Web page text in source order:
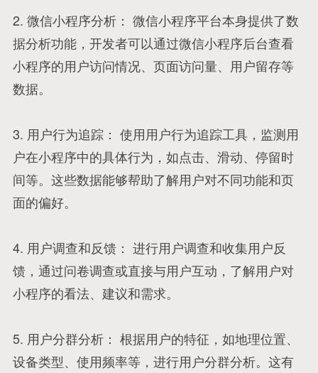
2. 微信小程序分析： 微信小程序平台本身提供了数
据分析功能，开发者可以通过微信小程序后台查看
小程序的用户访问情况、页面访问量、用户留存等
数据。
3. 用户行为追踪： 使用用户行为追踪工具，监测用
户在小程序中的具体行为，如点击、滑动、停留时
间等。这些数据能够帮助了解用户对不同功能和页
面的偏好。
4. 用户调查和反馈： 进行用户调查和收集用户反
馈，通过问卷调查或直接与用户互动，了解用户对
小程序的看法、建议和需求。
5. 用户分群分析： 根据用户的特征，如地理位置、
设备类型、使用频率等，进行用户分群分析。这有